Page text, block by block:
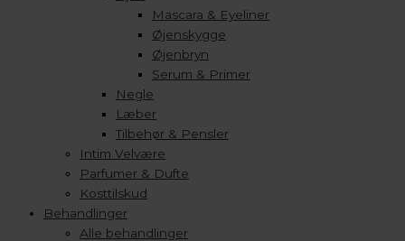
Mascara & Eyeliner
Øjenskygge
Øjenbryn
Serum & Primer
Negle
Læber
Tilbehør & Pensler
Intim Velvære
Parfumer & Dufte
Kosttilskud
Behandlinger
Alle behandlinger